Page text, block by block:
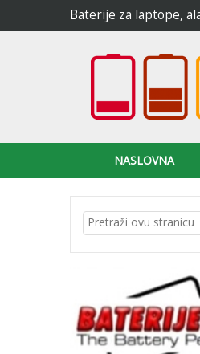
Baterije za laptope,
NASLOVNA